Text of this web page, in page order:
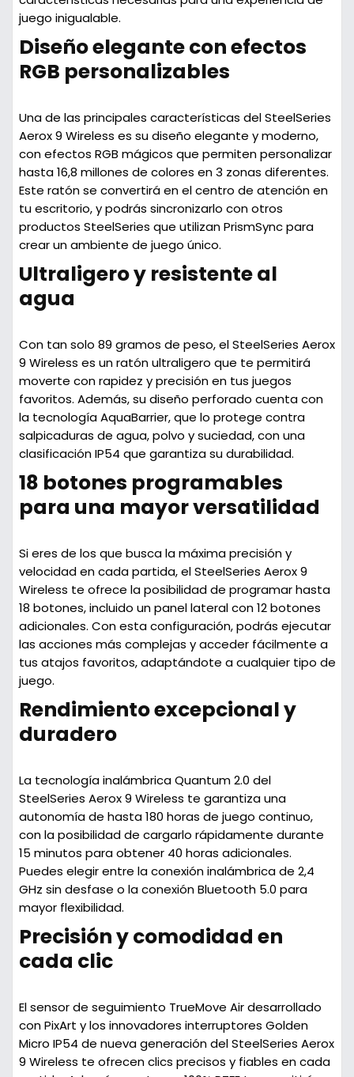
juego inigualable.
Diseño elegante con efectos
RGB personalizables
Una de las principales características del SteelSeries
Aerox 9 Wireless es su diseño elegante y moderno,
con efectos RGB mágicos que permiten personalizar
hasta 16,8 millones de colores en 3 zonas diferentes.
Este ratón se convertirá en el centro de atención en
tu escritorio, y podrás sincronizarlo con otros
productos SteelSeries que utilizan PrismSync para
crear un ambiente de juego único.
Ultraligero y resistente al
agua
Con tan solo 89 gramos de peso, el SteelSeries Aerox
9 Wireless es un ratón ultraligero que te permitirá
moverte con rapidez y precisión en tus juegos
favoritos. Además, su diseño perforado cuenta con
la tecnología AquaBarrier, que lo protege contra
salpicaduras de agua, polvo y suciedad, con una
clasificación IP54 que garantiza su durabilidad.
18 botones programables
para una mayor versatilidad
Si eres de los que busca la máxima precisión y
velocidad en cada partida, el SteelSeries Aerox 9
Wireless te ofrece la posibilidad de programar hasta
18 botones, incluido un panel lateral con 12 botones
adicionales. Con esta configuración, podrás ejecutar
las acciones más complejas y acceder fácilmente a
tus atajos favoritos, adaptándote a cualquier tipo de
juego.
Rendimiento excepcional y
duradero
La tecnología inalámbrica Quantum 2.0 del
SteelSeries Aerox 9 Wireless te garantiza una
autonomía de hasta 180 horas de juego continuo,
con la posibilidad de cargarlo rápidamente durante
15 minutos para obtener 40 horas adicionales.
Puedes elegir entre la conexión inalámbrica de 2,4
GHz sin desfase o la conexión Bluetooth 5.0 para
mayor flexibilidad.
Precisión y comodidad en
cada clic
El sensor de seguimiento TrueMove Air desarrollado
con PixArt y los innovadores interruptores Golden
Micro IP54 de nueva generación del SteelSeries Aerox
9 Wireless te ofrecen clics precisos y fiables en cada